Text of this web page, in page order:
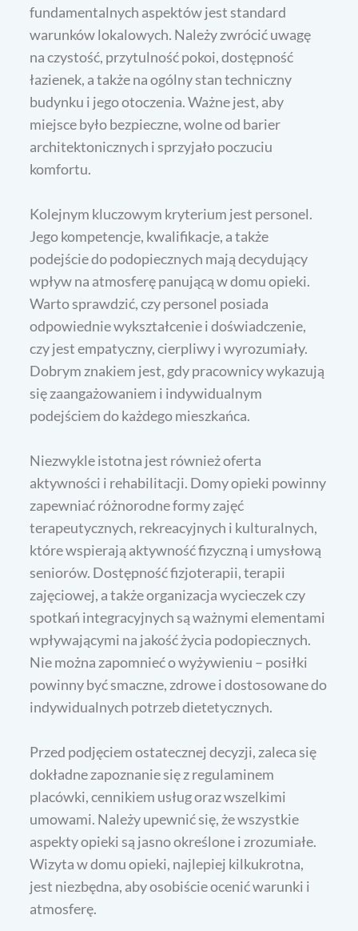
fundamentalnych aspektów jest standard
warunków lokalowych. Należy zwrócić uwagę
na czystość, przytulność pokoi, dostępność
łazienek, a także na ogólny stan techniczny
budynku i jego otoczenia. Ważne jest, aby
miejsce było bezpieczne, wolne od barier
architektonicznych i sprzyjało poczuciu
komfortu.
Kolejnym kluczowym kryterium jest personel.
Jego kompetencje, kwalifikacje, a także
podejście do podopiecznych mają decydujący
wpływ na atmosferę panującą w domu opieki.
Warto sprawdzić, czy personel posiada
odpowiednie wykształcenie i doświadczenie,
czy jest empatyczny, cierpliwy i wyrozumiały.
Dobrym znakiem jest, gdy pracownicy wykazują
się zaangażowaniem i indywidualnym
podejściem do każdego mieszkańca.
Niezwykle istotna jest również oferta
aktywności i rehabilitacji. Domy opieki powinny
zapewniać różnorodne formy zajęć
terapeutycznych, rekreacyjnych i kulturalnych,
które wspierają aktywność fizyczną i umysłową
seniorów. Dostępność fizjoterapii, terapii
zajęciowej, a także organizacja wycieczek czy
spotkań integracyjnych są ważnymi elementami
wpływającymi na jakość życia podopiecznych.
Nie można zapomnieć o wyżywieniu – posiłki
powinny być smaczne, zdrowe i dostosowane do
indywidualnych potrzeb dietetycznych.
Przed podjęciem ostatecznej decyzji, zaleca się
dokładne zapoznanie się z regulaminem
placówki, cennikiem usług oraz wszelkimi
umowami. Należy upewnić się, że wszystkie
aspekty opieki są jasno określone i zrozumiałe.
Wizyta w domu opieki, najlepiej kilkukrotna,
jest niezbędna, aby osobiście ocenić warunki i
atmosferę.